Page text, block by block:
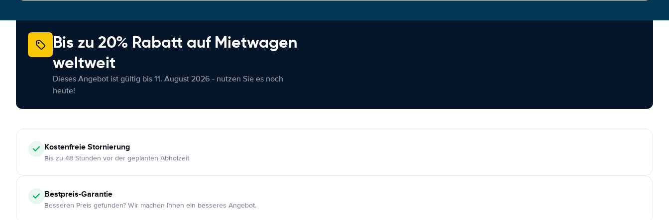
Bis zu 20% Rabatt auf Mietwagen
weltweit
Dieses Angebot ist gültig bis 11. August 2026 - nutzen Sie es noch
heute!
KostenfreieStornierung
Bis zu 48 Stunden vor der geplanten Abholzeit
Bestpreis-Garantie
Besseren Preis gefunden? Wir machen Ihnen ein besseres Angebot.